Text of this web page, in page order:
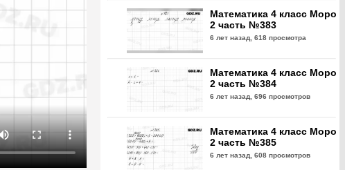
Математика 4 класс Моро
2 часть №383
6 лет назад, 618 просмотра
Математика 4 класс Моро
2 часть №384
6 лет назад, 696 просмотров
Математика 4 класс Моро
2 часть №385
6 лет назад, 608 просмотров